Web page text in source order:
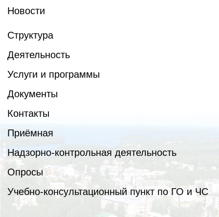
Новости
Структура
Деятельность
Услуги и программы
Документы
Контакты
Приёмная
Надзорно-контрольная деятельность
Опросы
Учебно-консультационный пункт по ГО и ЧС